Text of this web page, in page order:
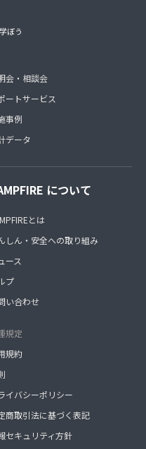
ぼう
会・相談会
ートサービス
事例
データ
について
とは
しん・安全への取り組み
ース
プ
い合わせ
規定
規約
イバシーポリシー
商取引法に基づく表記
セキュリティ方針